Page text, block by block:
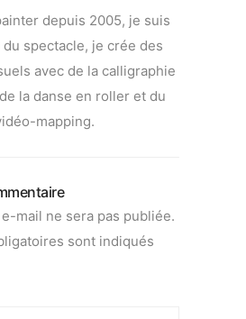
depuis 2005, je suis
spectacle, je crée des
avec de la calligraphie
la danse en roller et du
mapping.
mail ne sera pas publiée.
sont indiqués